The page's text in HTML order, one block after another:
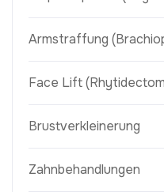
Armstraffung
Face Lift
Brustverkleinerung
Zahnbehandlungen